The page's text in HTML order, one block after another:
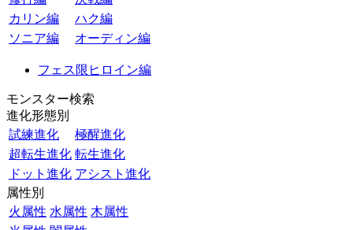
カリン編
ハク編
ソニア編
オーディン編
フェス限ヒロイン編
モンスター検索
進化形態別
試練進化
極醒進化
超転生進化 転生進化
ドット進化 アシスト進化
属性別
火属性 水属性 木属性